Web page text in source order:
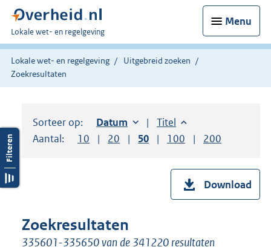
Menu
U
bent
hier:
Lokale wet- en regelgeving
Lokale wet- en regelgeving
Uitgebreid zoeken
Zoekresultaten
Sorteer op: Sorteer op:
Datum oplopendSorteer op:
Titel oplopend
Aantal:
Toon
10 resultaten per pagina
Toon
20 resultaten per pagina
Toon
50 resultaten per pagina
Toon
100 resultaten per
Toon
200
Download
Zoekresultaten
335601-335650 van de 341220 resultaten